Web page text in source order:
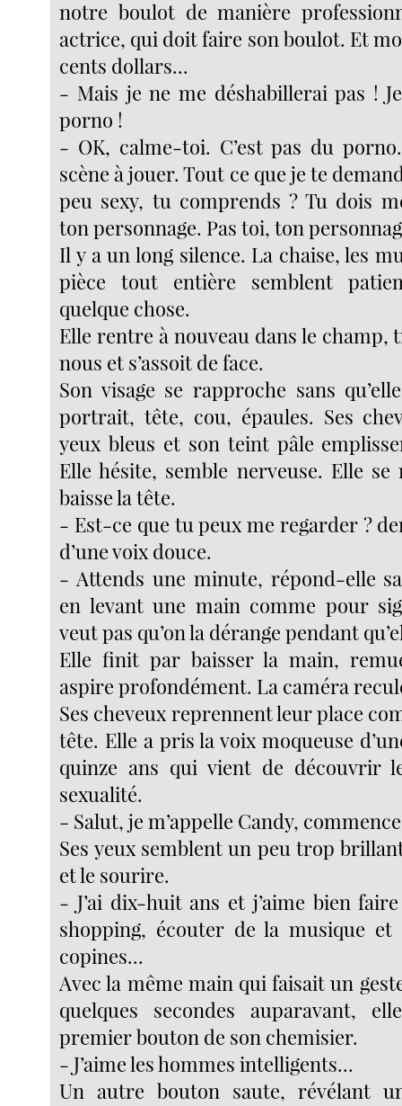
notre boulot de manière
actrice, qui doit faire son boulot. Et
cents dollars...
- Mais je ne me déshabillerai pas !
porno !
- OK, calme-toi. C’est pas du
scène à jouer. Tout ce que je te
peu sexy, tu comprends ? Tu dois
ton personnage. Pas toi, ton
Il y a un long silence. La chaise, les
pièce tout entière semblent
quelque chose.
Elle rentre à nouveau dans le champ,
nous et s’assoit de face.
Son visage se rapproche sans
portrait, tête, cou, épaules. Ses
yeux bleus et son teint pâle
Elle hésite, semble nerveuse. Elle
baisse la tête.
- Est-ce que tu peux me regarder ?
d’une voix douce.
- Attends une minute, répond-elle
en levant une main comme pour
veut pas qu’on la dérange pendant
Elle finit par baisser la main,
aspire profondément. La caméra
Ses cheveux reprennent leur place
tête. Elle a pris la voix moqueuse
quinze ans qui vient de découvrir
sexualité.
- Salut, je m’appelle Candy,
Ses yeux semblent un peu trop
et le sourire.
- J’ai dix-huit ans et j’aime bien
shopping, écouter de la musique
copines...
Avec la même main qui faisait un
quelques secondes auparavant,
premier bouton de son chemisier.
- J’aime les hommes intelligents...
Un autre bouton saute, révélant